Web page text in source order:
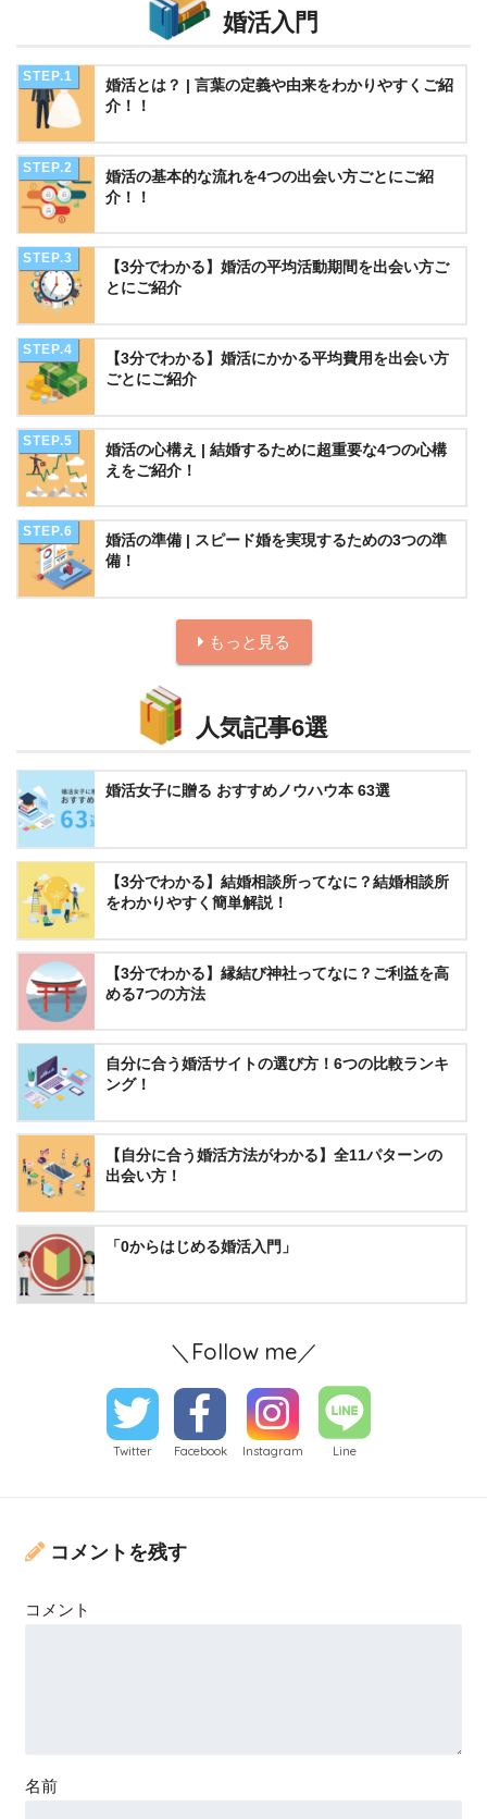
婚活入門
婚活とは？ | 言葉の定義や由来をわかりやすくご紹
介！！
婚活の基本的な流れを4つの出会い方ごとにご紹
介！！
【3分でわかる】婚活の平均活動期間を出会い方ご
とにご紹介
【3分でわかる】婚活にかかる平均費用を出会い方
ごとにご紹介
婚活の心構え | 結婚するために超重要な4つの心構
えをご紹介！
婚活の準備 | スピード婚を実現するための3つの準
備！
もっと見る
人気記事6選
婚活女子に贈る おすすめノウハウ本 63選
【3分でわかる】結婚相談所ってなに？結婚相談所
をわかりやすく簡単解説！
【3分でわかる】縁結び神社ってなに？ご利益を高
める7つの方法
自分に合う婚活サイトの選び方！6つの比較ランキ
ング！
【自分に合う婚活方法がわかる】全11パターンの
出会い方！
「0からはじめる婚活入門」
＼Follow me／
Twitter Facebook Instagram Line
コメントを残す
コメント
名前